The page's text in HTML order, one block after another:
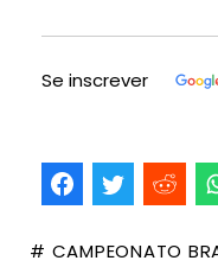
Se inscrever
# CAMPEONATO